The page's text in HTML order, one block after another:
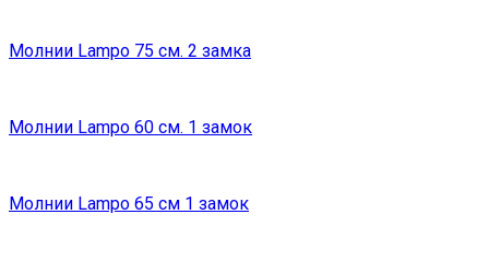
Молнии Lampo 75 см. 2 замка
Молнии Lampo 60 см. 1 замок
Молнии Lampo 65 см 1 замок